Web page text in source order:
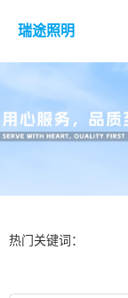
瑞途照明
热门关键词：